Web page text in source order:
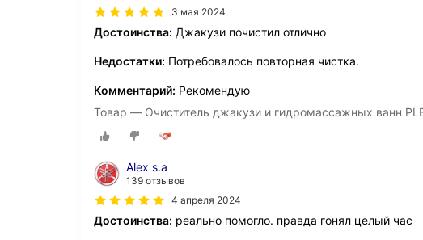
3 мая 2024
Достоинства: Джакузи почистил отлично
Недостатки: Потребовалось повторная чистка.
Комментарий: Рекомендую
Товар — Очиститель джакузи и гидромассажных ванн
Alex s.а
139 отзывов
4 апреля 2024
Достоинства: реально помогло. правда гонял целый час